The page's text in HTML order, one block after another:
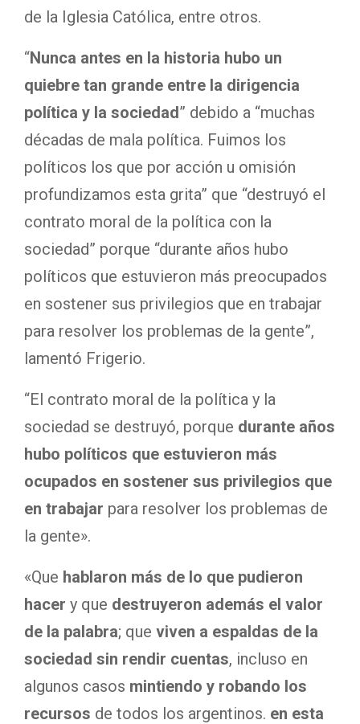
de la Iglesia Católica, entre otros.
“Nunca antes en la historia hubo un
quiebre tan grande entre la dirigencia
política y la sociedad” debido a “muchas
décadas de mala política. Fuimos los
políticos los que por acción u omisión
profundizamos esta grita” que “destruyó el
contrato moral de la política con la
sociedad” porque “durante años hubo
políticos que estuvieron más preocupados
en sostener sus privilegios que en trabajar
para resolver los problemas de la gente”,
lamentó Frigerio.
“El contrato moral de la política y la
sociedad se destruyó, porque durante años
hubo políticos que estuvieron más
ocupados en sostener sus privilegios que
en trabajar para resolver los problemas de
la gente».
«Que hablaron más de lo que pudieron
hacer y que destruyeron además el valor
de la palabra; que viven a espaldas de la
sociedad sin rendir cuentas, incluso en
algunos casos mintiendo y robando los
recursos de todos los argentinos. en esta